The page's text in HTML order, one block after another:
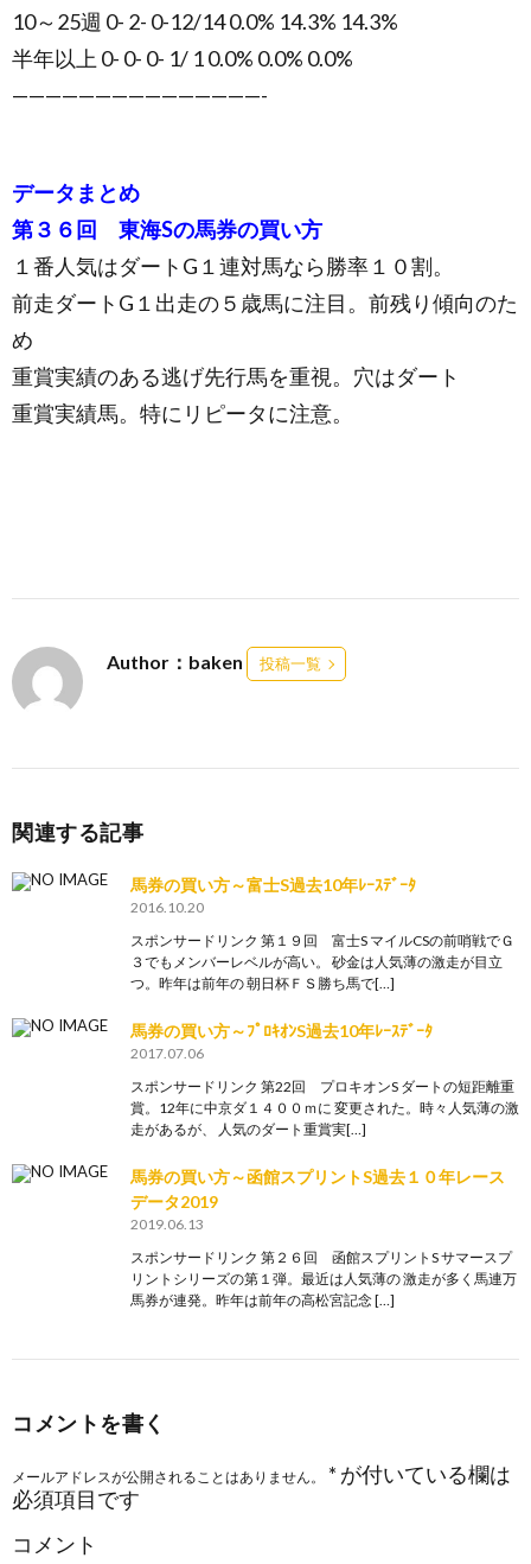
10～25週 0- 2- 0-12/14 0.0% 14.3% 14.3%
半年以上 0- 0- 0- 1/ 1 0.0% 0.0% 0.0%
———————————————-
データまとめ
第３６回 東海Sの馬券の買い方
１番人気はダートG１連対馬なら勝率１０割。
前走ダートG１出走の５歳馬に注目。前残り傾向のた
め
重賞実績のある逃げ先行馬を重視。穴はダート
重賞実績馬。特にリピータに注意。
Author：baken 投稿一覧
関連する記事
馬券の買い方～富士S過去10年ﾚｰｽﾃﾞｰﾀ
2016.10.20
スポンサードリンク 第１９回 富士S マイルCSの前哨戦でＧ
３でもメンバーレベルが高い。 砂金は人気薄の激走が目立
つ。昨年は前年の 朝日杯ＦＳ勝ち馬で[…]
馬券の買い方～ﾌﾟﾛｷｵﾝS過去10年ﾚｰｽﾃﾞｰﾀ
2017.07.06
スポンサードリンク 第22回 プロキオンS ダートの短距離重
賞。12年に中京ダ１４００ｍに 変更された。時々人気薄の激
走があるが、 人気のダート重賞実[…]
馬券の買い方～函館スプリントS過去１０年レース
データ2019
2019.06.13
スポンサードリンク 第２６回 函館スプリントS サマースプ
リントシリーズの第１弾。最近は人気薄の 激走が多く馬連万
馬券が連発。昨年は前年の高松宮記念 […]
コメントを書く
メールアドレスが公開されることはありません。 * が付いている欄は
必須項目です
コメント